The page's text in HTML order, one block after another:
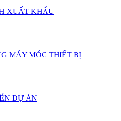
XUẤT KHẨU
MÁY MÓC THIẾT BỊ
DỰ ÁN